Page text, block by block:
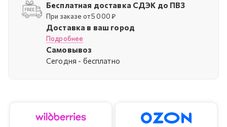
Бесплатная доставка СДЭК до ПВЗ
При заказе от 5 000 ₽
Доставка в ваш город
Подробнее
Самовывоз
Cегодня - бесплатно